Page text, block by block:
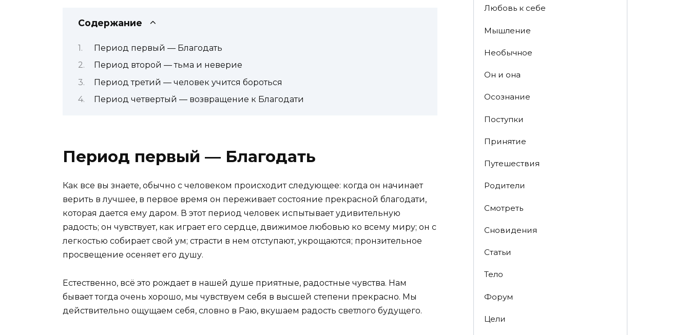
Содержание
Период первый — Благодать
Период второй — тьма и неверие
Период третий — человек учится бороться
Период четвертый — возвращение к Благодати
Период первый — Благодать
Как все вы знаете, обычно с человеком происходит следующее: когда он начинает
верить в лучшее, в первое время он переживает состояние прекрасной благодати,
которая дается ему даром. В этот период человек испытывает удивительную
радость; он чувствует, как играет его сердце, движимое любовью ко всему миру; он с
легкостью собирает свой ум; страсти в нем отступают, укрощаются; пронзительное
просвещение осеняет его душу.
Естественно, всё это рождает в нашей душе приятные, радостные чувства. Нам
бывает тогда очень хорошо, мы чувствуем себя в высшей степени прекрасно. Мы
действительно ощущаем себя, словно в Раю, вкушаем радость светлого будущего.
Любовь к себе
Мышление
Необычное
Он и она
Осознание
Поступки
Принятие
Путешествия
Родители
Смотреть
Сновидения
Статьи
Тело
Форум
Цели